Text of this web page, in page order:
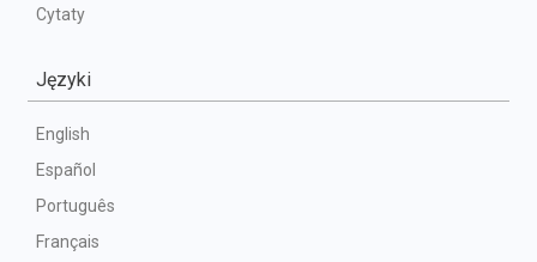
Cytaty
Języki
English
Español
Português
Français